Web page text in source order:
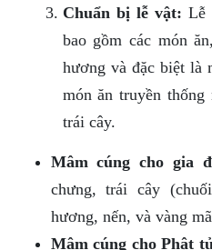
Chuẩn bị lễ vật: Lễ
bao gồm các món
hương và đặc biệt là
món ăn truyền
trái cây.
Mâm cúng cho gia
chưng, trái cây
hương, nến, và vàng
Mâm cúng cho Phật